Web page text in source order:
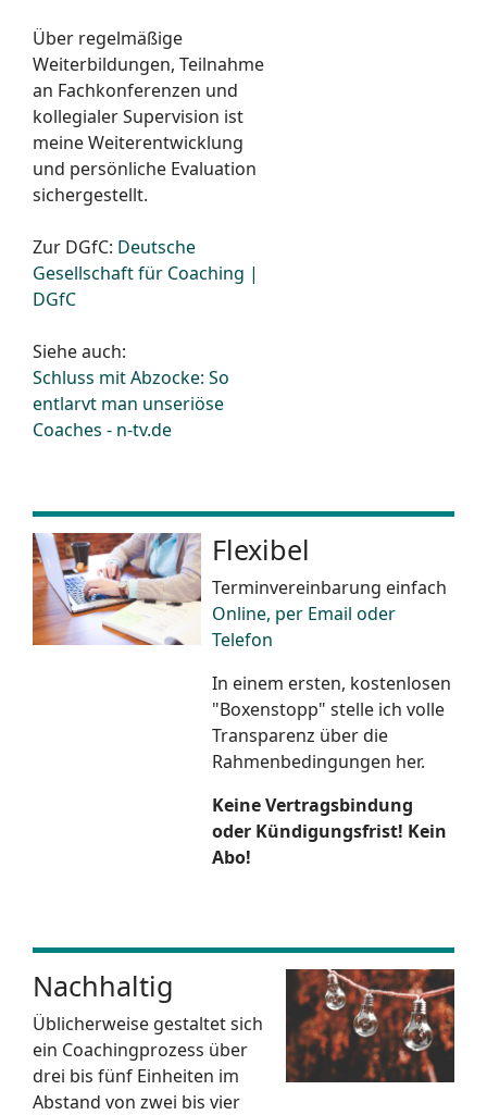
Über regelmäßige
Weiterbildungen, Teilnahme
an Fachkonferenzen und
kollegialer Supervision ist
meine Weiterentwicklung
und persönliche Evaluation
sichergestellt.
Zur DGfC: Deutsche
Gesellschaft für Coaching |
DGfC
Siehe auch:
Schluss mit Abzocke: So
entlarvt man unseriöse
Coaches - n-tv.de
Flexibel
Terminvereinbarung einfach
Online, per Email oder
Telefon
In einem ersten, kostenlosen
"Boxenstopp" stelle ich volle
Transparenz über die
Rahmenbedingungen her.
Keine Vertragsbindung
oder Kündigungsfrist! Kein
Abo!
Nachhaltig
Üblicherweise gestaltet sich
ein Coachingprozess über
drei bis fünf Einheiten im
Abstand von zwei bis vier